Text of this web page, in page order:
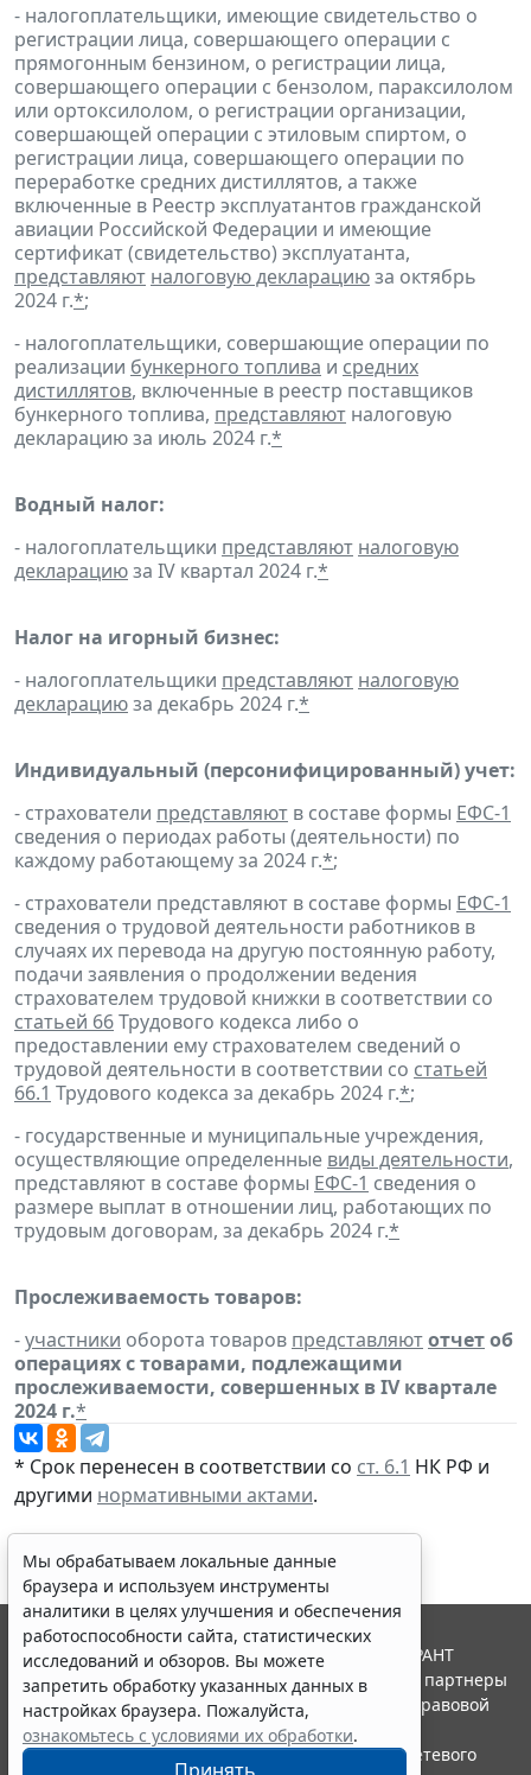
- налогоплательщики, имеющие свидетельство о
регистрации лица, совершающего операции с
прямогонным бензином, о регистрации лица,
совершающего операции с бензолом, параксилолом
или ортоксилолом, о регистрации организации,
совершающей операции с этиловым спиртом, о
регистрации лица, совершающего операции по
переработке средних дистиллятов, а также
включенные в Реестр эксплуатантов гражданской
авиации Российской Федерации и имеющие
сертификат (свидетельство) эксплуатанта,
представляют налоговую декларациюза октябрь
2024 г.*;
- налогоплательщики, совершающие операции по
реализации бункерного топлива и средних
дистиллятов, включенные в реестр поставщиков
бункерного топлива, представляют налоговую
декларацию за июль 2024 г.*
Водный налог:
- налогоплательщики представляют налоговую
декларациюза IV квартал 2024 г.*
Налог на игорный бизнес:
- налогоплательщики представляют налоговую
декларациюза декабрь 2024 г.*
Индивидуальный (персонифицированный) учет:
- страхователи представляют в составе формы ЕФС-1
сведения о периодах работы (деятельности) по
каждому работающему за 2024 г.*;
- страхователи представляют в составе формы ЕФС-1
сведения о трудовой деятельности работников в
случаях их перевода на другую постоянную работу,
подачи заявления о продолжении ведения
страхователем трудовой книжки в соответствии со
статьей 66Трудового кодекса либо о
предоставлении ему страхователем сведений о
трудовой деятельности в соответствии со статьей
66.1 Трудового кодекса за декабрь 2024 г.*;
- государственные и муниципальные учреждения,
осуществляющие определенные виды деятельности,
представляют в составе формы ЕФС-1 сведения о
размере выплат в отношении лиц, работающих по
трудовым договорам, за декабрь 2024 г.*
Прослеживаемость товаров:
-участники оборота товаров представляютотчетоб
операциях с товарами, подлежащими
прослеживаемости, совершенных в IV квартале
2024 г.*
* Срок перенесен в соответствии со ст. 6.1 НК РФ и
другими нормативными актами.
Мы обрабатываем локальные данные
браузера и используем инструменты
аналитики в целях улучшения и обеспечения
работоспособности сайта, статистических
исследований и обзоров. Вы можете
запретить обработку указанных данных в
настройках браузера. Пожалуйста,
ознакомьтесь с условиями их обработки.
© ООО "НПП "ГАРАНТ-СЕРВИС", 2026. Система ГАРАНТ
выпускается с 1990 года. Компания "Гарант" и ее партнеры
являются участниками Российской ассоциации правовой
информации ГАРАНТ.
Портал ГАРАНТ.РУ зарегистрирован в качестве сетевого